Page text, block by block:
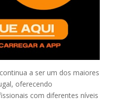
a ser um dos maiores
oferecendo
com diferentes níveis